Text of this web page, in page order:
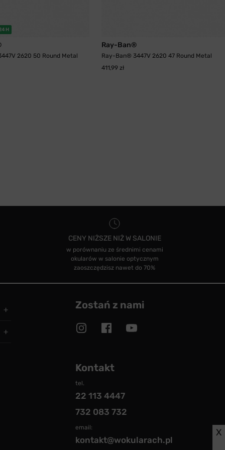
2620 50 Round Metal
Ray-Ban®
Ray-Ban® 3447V 2620 47 Round Metal
411,99 zł
CENY NIŻSZE NIŻ W SALONIE
w porównaniu ze średnimi cenami
okularów w salonie optycznym
zaoszczędzisz nawet do 70%
Zostań z nami
Kontakt
tel.
22 113 4447
732 083 732
email:
kontakt@wokularach.pl
X